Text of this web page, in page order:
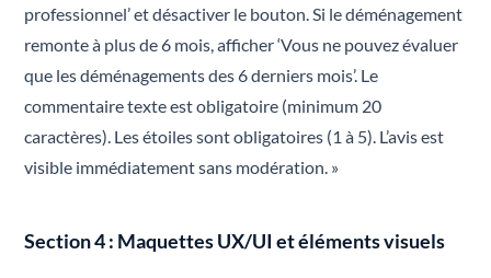
professionnel’ et désactiver le bouton. Si le déménagement
remonte à plus de 6 mois, afficher ‘Vous ne pouvez évaluer
que les déménagements des 6 derniers mois’. Le
commentaire texte est obligatoire (minimum 20
caractères). Les étoiles sont obligatoires (1 à 5). L’avis est
visible immédiatement sans modération. »
Section 4 : Maquettes UX/UI et éléments visuels